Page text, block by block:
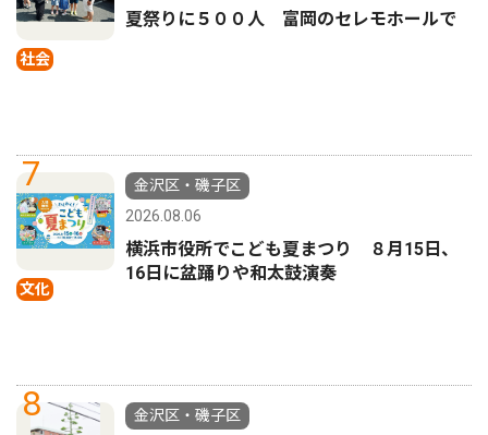
社会
夏祭りに５００人 富岡のセレモホールで
7
文化
金沢区・磯子区
2026.08.06
横浜市役所でこども夏まつり ８月15日、
16日に盆踊りや和太鼓演奏
8
金沢区・磯子区